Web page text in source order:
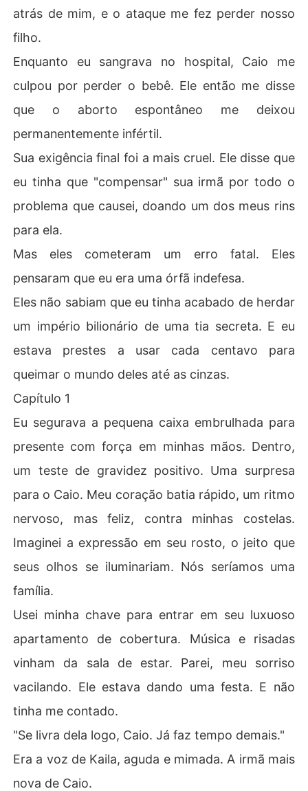
atrás de mim, e o ataque me fez perder nosso
filho.
Enquanto eu sangrava no hospital, Caio me
culpou por perder o bebê. Ele então me disse
que o aborto espontâneo me deixou
permanentemente infértil.
Sua exigência final foi a mais cruel. Ele disse que
eu tinha que "compensar" sua irmã por todo o
problema que causei, doando um dos meus rins
para ela.
Mas eles cometeram um erro fatal. Eles
pensaram que eu era uma órfã indefesa.
Eles não sabiam que eu tinha acabado de herdar
um império bilionário de uma tia secreta. E eu
estava prestes a usar cada centavo para
queimar o mundo deles até as cinzas.
Capítulo 1
Eu segurava a pequena caixa embrulhada para
presente com força em minhas mãos. Dentro,
um teste de gravidez positivo. Uma surpresa
para o Caio. Meu coração batia rápido, um ritmo
nervoso, mas feliz, contra minhas costelas.
Imaginei a expressão em seu rosto, o jeito que
seus olhos se iluminariam. Nós seríamos uma
família.
Usei minha chave para entrar em seu luxuoso
apartamento de cobertura. Música e risadas
vinham da sala de estar. Parei, meu sorriso
vacilando. Ele estava dando uma festa. E não
tinha me contado.
"Se livra dela logo, Caio. Já faz tempo demais."
Era a voz de Kaila, aguda e mimada. A irmã mais
nova de Caio.